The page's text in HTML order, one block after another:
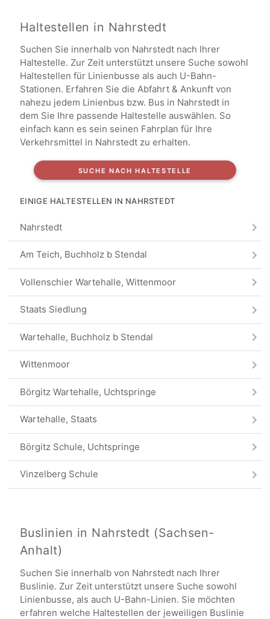
Haltestellen in Nahrstedt
Suchen Sie innerhalb von Nahrstedt nach Ihrer
Haltestelle. Zur Zeit unterstützt unsere Suche sowohl
Haltestellen für Linienbusse als auch U-Bahn-
Stationen. Erfahren Sie die Abfahrt & Ankunft von
nahezu jedem Linienbus bzw. Bus in Nahrstedt in
dem Sie Ihre passende Haltestelle auswählen. So
einfach kann es sein seinen Fahrplan für Ihre
Verkehrsmittel in Nahrstedt zu erhalten.
SUCHE NACH HALTESTELLE
EINIGE HALTESTELLEN IN NAHRSTEDT
Nahrstedt
Am Teich, Buchholz b Stendal
Vollenschier Wartehalle, Wittenmoor
Staats Siedlung
Wartehalle, Buchholz b Stendal
Wittenmoor
Börgitz Wartehalle, Uchtspringe
Wartehalle, Staats
Börgitz Schule, Uchtspringe
Vinzelberg Schule
Insel, Insel b Stendal
Alle Haltestellen
Buslinien in Nahrstedt (Sachsen-
Anhalt)
Suchen Sie innerhalb von Nahrstedt nach Ihrer
Buslinie. Zur Zeit unterstützt unsere Suche sowohl
Linienbusse, als auch U-Bahn-Linien. Sie möchten
erfahren welche Haltestellen der jeweiligen Buslinie